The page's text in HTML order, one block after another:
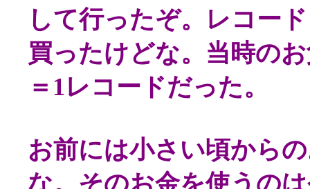
して行ったぞ。レコー
買ったけどな。当時の
＝1レコードだった。
お前には小さい頃から
な。そのお金を使うの